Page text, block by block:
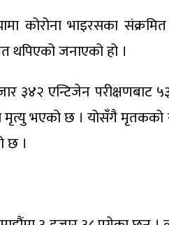
कोरोना भाइरसका
जनाएको हो ।
३४२ एन्टिजेन परीक्षणबाट
मृत्यु भएको छ । योसँगै
छ ।